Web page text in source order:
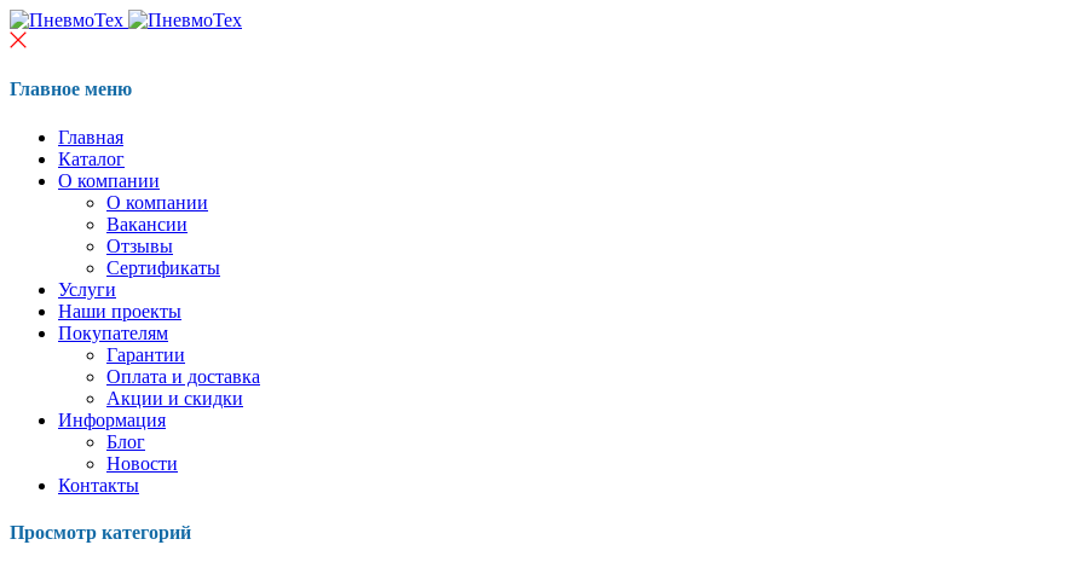
Главное меню
Главная
Каталог
О компании
О компании
Вакансии
Отзывы
Сертификаты
Услуги
Наши проекты
Покупателям
Гарантии
Оплата и доставка
Акции и скидки
Информация
Блог
Новости
Контакты
Просмотр категорий